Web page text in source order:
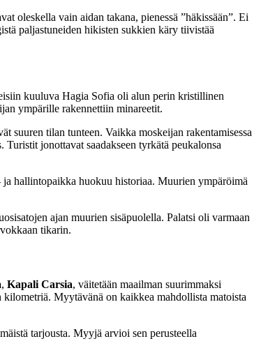
oleskella vain aidan takana, pienessä ”häkissään”. Ei
paljastuneiden hikisten sukkien käry tiivistää
kuuluva Hagia Sofia oli alun perin kristillinen
ympärille rakennettiin minareetit.
suuren tilan tunteen. Vaikka moskeijan rakentamisessa
jonottavat saadakseen tyrkätä peukalonsa
hallintopaikka huokuu historiaa. Muurien ympäröimä
ajan muurien sisäpuolella. Palatsi oli varmaan
tikarin.
, Kapali Carsia, väitetään maailman suurimmaksi
Myytävänä on kaikkea mahdollista matoista
tarjousta. Myyjä arvioi sen perusteella